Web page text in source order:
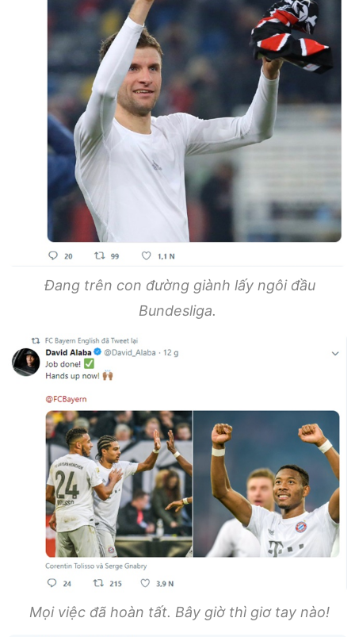
Đang trên con đường giành lấy ngôi đầu
Bundesliga.
Mọi việc đã hoàn tất. Bây giờ thì giơ tay nào!